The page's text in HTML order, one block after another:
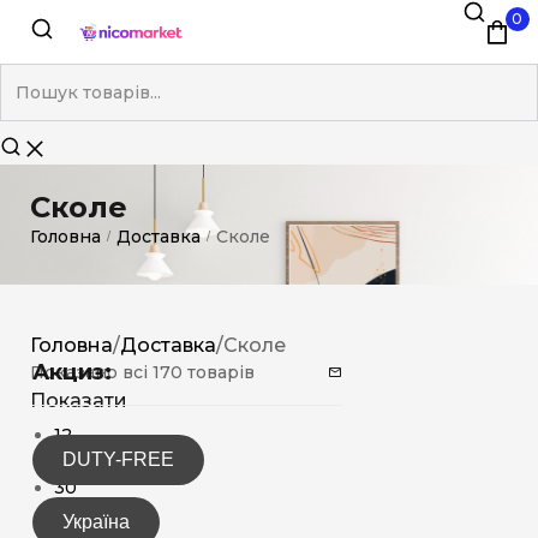
0
Сколе
Головна / Доставка / Сколе
Акциз:
DUTY-FREE
Україна
Головна/Доставка/Сколе
Показано всі 170 товарів
Показати
12
15
30